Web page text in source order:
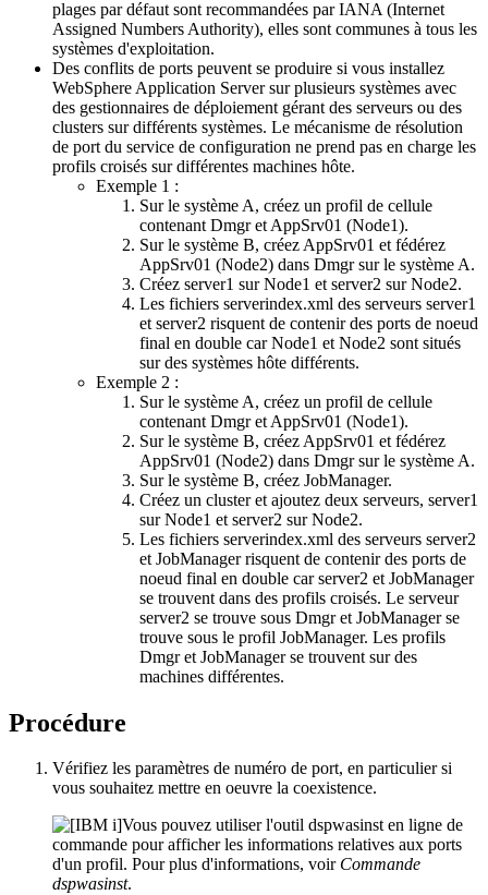
plages par défaut sont recommandées par IANA (Internet
Assigned Numbers Authority), elles sont communes à tous les
systèmes d'exploitation.
Des conflits de ports peuvent se produire si vous installez
WebSphere Application Server sur plusieurs systèmes avec
des gestionnaires de déploiement gérant des serveurs ou des
clusters sur différents systèmes. Le mécanisme de résolution
de port du service de configuration ne prend pas en charge les
profils croisés sur différentes machines hôte.
Exemple 1 :
Sur le système A, créez un profil de cellule
contenant Dmgr et AppSrv01 (Node1).
Sur le système B, créez AppSrv01 et fédérez
AppSrv01 (Node2) dans Dmgr sur le système A.
Créez server1 sur Node1 et server2 sur Node2.
Les fichiers serverindex.xml des serveurs server1
et server2 risquent de contenir des ports de noeud
final en double car Node1 et Node2 sont situés
sur des systèmes hôte différents.
Exemple 2 :
Sur le système A, créez un profil de cellule
contenant Dmgr et AppSrv01 (Node1).
Sur le système B, créez AppSrv01 et fédérez
AppSrv01 (Node2) dans Dmgr sur le système A.
Sur le système B, créez JobManager.
Créez un cluster et ajoutez deux serveurs, server1
sur Node1 et server2 sur Node2.
Les fichiers serverindex.xml des serveurs server2
et JobManager risquent de contenir des ports de
noeud final en double car server2 et JobManager
se trouvent dans des profils croisés. Le serveur
server2 se trouve sous Dmgr et JobManager se
trouve sous le profil JobManager. Les profils
Dmgr et JobManager se trouvent sur des
machines différentes.
Procédure
Vérifiez les paramètres de numéro de port, en particulier si
vous souhaitez mettre en oeuvre la coexistence.
Vous pouvez utiliser l'outil dspwasinsten ligne de
commande pour afficher les informations relatives aux ports
d'un profil. Pour plus d'informations, voir Commande
dspwasinst.